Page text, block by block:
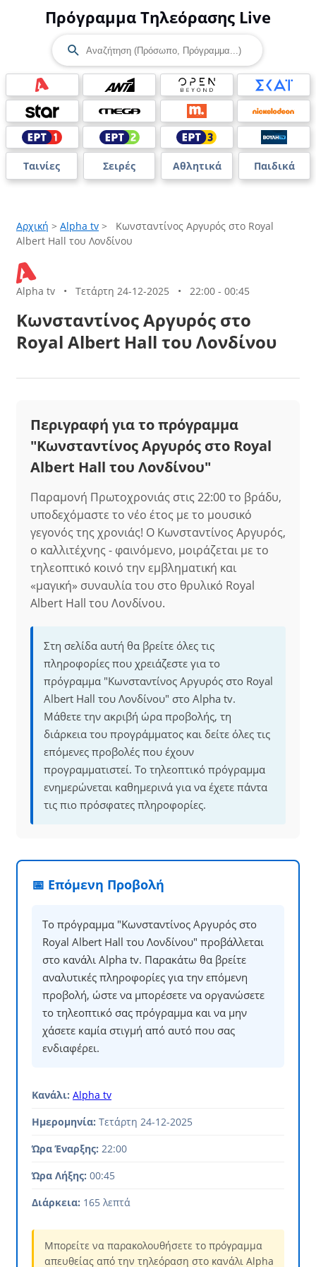
Πρόγραμμα Τηλεόρασης Live
Ταινίες Σειρές Αθλητικά Παιδικά
Αρχική > Alpha tv >
Κωνσταντίνος Αργυρός στο Royal
Albert Hall του Λονδίνου
Alpha tv • Τετάρτη 24-12-2025 • 22:00 - 00:45
Κωνσταντίνος Αργυρός στο
Royal Albert Hall του Λονδίνου
Περιγραφή για το πρόγραμμα
"Κωνσταντίνος Αργυρός στο Royal
Albert Hall του Λονδίνου"
Παραμονή Πρωτοχρονιάς στις 22:00 το βράδυ,
υποδεχόμαστε το νέο έτος με το μουσικό
γεγονός της χρονιάς! Ο Κωνσταντίνος Αργυρός,
ο καλλιτέχνης - φαινόμενο, μοιράζεται με το
τηλεοπτικό κοινό την εμβληματική και
«μαγική» συναυλία του στο θρυλικό Royal
Albert Hall του Λονδίνου.
Στη σελίδα αυτή θα βρείτε όλες τις
πληροφορίες που χρειάζεστε για το
πρόγραμμα "Κωνσταντίνος Αργυρός στο Royal
Albert Hall του Λονδίνου" στο Alpha tv.
Μάθετε την ακριβή ώρα προβολής, τη
διάρκεια του προγράμματος και δείτε όλες τις
επόμενες προβολές που έχουν
προγραμματιστεί. Το τηλεοπτικό πρόγραμμα
ενημερώνεται καθημερινά για να έχετε πάντα
τις πιο πρόσφατες πληροφορίες.
📅 Επόμενη Προβολή
Το πρόγραμμα "Κωνσταντίνος Αργυρός στο
Royal Albert Hall του Λονδίνου" προβάλλεται
στο κανάλι Alpha tv. Παρακάτω θα βρείτε
αναλυτικές πληροφορίες για την επόμενη
προβολή, ώστε να μπορέσετε να οργανώσετε
το τηλεοπτικό σας πρόγραμμα και να μην
χάσετε καμία στιγμή από αυτό που σας
ενδιαφέρει.
Κανάλι: Alpha tv
Ημερομηνία: Τετάρτη 24-12-2025
Ώρα Έναρξης: 22:00
Ώρα Λήξης: 00:45
Διάρκεια: 165 λεπτά
Μπορείτε να παρακολουθήσετε το πρόγραμμα
απευθείας από την τηλεόραση στο κανάλι Alpha